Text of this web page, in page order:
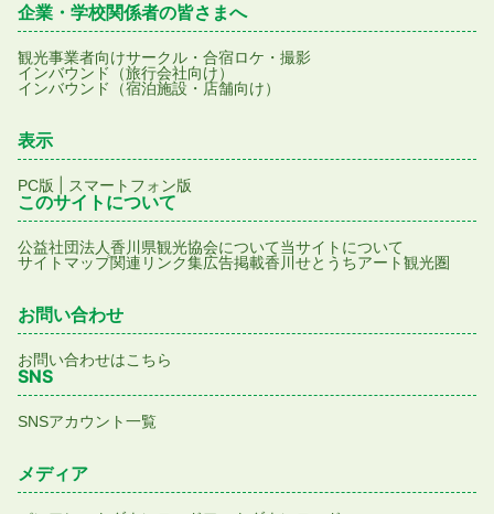
企業・学校関係者の皆さまへ
観光事業者向けサークル・合宿ロケ・撮影
インバウンド（旅行会社向け）
インバウンド（宿泊施設・店舗向け）
表示
PC版 スマートフォン版
このサイトについて
公益社団法人香川県観光協会について当サイトについて
サイトマップ関連リンク集広告掲載香川せとうちアート観光圏
お問い合わせ
お問い合わせはこちら
SNS
SNSアカウント一覧
メディア